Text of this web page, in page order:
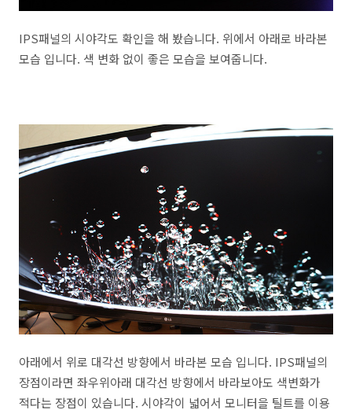
IPS패널의 시야각도 확인을 해 봤습니다. 위에서 아래로 바라본
모습 입니다. 색 변화 없이 좋은 모습을 보여줍니다.
아래에서 위로 대각선 방향에서 바라본 모습 입니다. IPS패널의
장점이라면 좌우위아래 대각선 방향에서 바라보아도 색변화가
적다는 장점이 있습니다. 시야각이 넓어서 모니터을 틸트를 이용